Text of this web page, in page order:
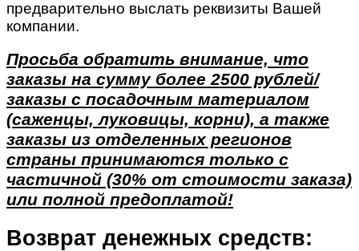
предварительно выслать реквизиты Вашей
компании.
Просьба обратить внимание, что
заказы на сумму более 2500 рублей/
заказы с посадочным материалом
(саженцы, луковицы, корни), а также
заказы из отделенных регионов
страны принимаются только с
частичной (30% от стоимости заказа)
или полной предоплатой!
Возврат денежных средств: